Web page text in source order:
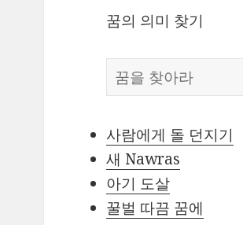
꿈의 의미 찾기
꿈
의
전
사람에게 돌 던지기
새 Nawras
아기 도살
꿀벌 따끔 꿈에